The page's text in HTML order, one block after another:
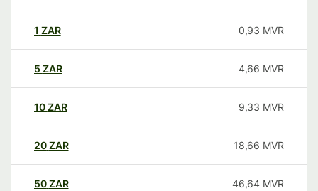
1 ZAR 0,93 MVR
5 ZAR 4,66 MVR
10ZAR 9,33 MVR
20ZAR 18,66 MVR
50ZAR 46,64 MVR